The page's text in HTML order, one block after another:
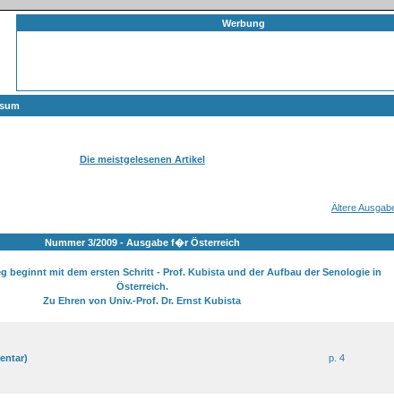
Werbung
Die meistgelesenen Artikel
Ältere
Nummer 3/2009 - Ausgabe f�r Österreich
beginnt mit dem ersten Schritt - Prof. Kubista und der Aufbau der Senologie in
Österreich.
Zu Ehren von Univ.-Prof. Dr. Ernst Kubista
p. 4